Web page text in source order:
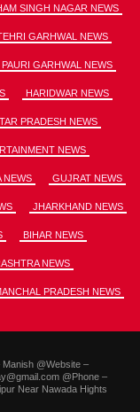
SINGH NAGAR NEWS
GARHWAL NEWS
PAURI GARHWAL NEWS
HARIDWAR NEWS
PRADESH NEWS
NEWS
NEWS GUJRAT NEWS
JHARKHAND NEWS
BIHAR NEWS
NEWS
PRADESH NEWS
@Website –
@Phone –
Near Nawada Hights